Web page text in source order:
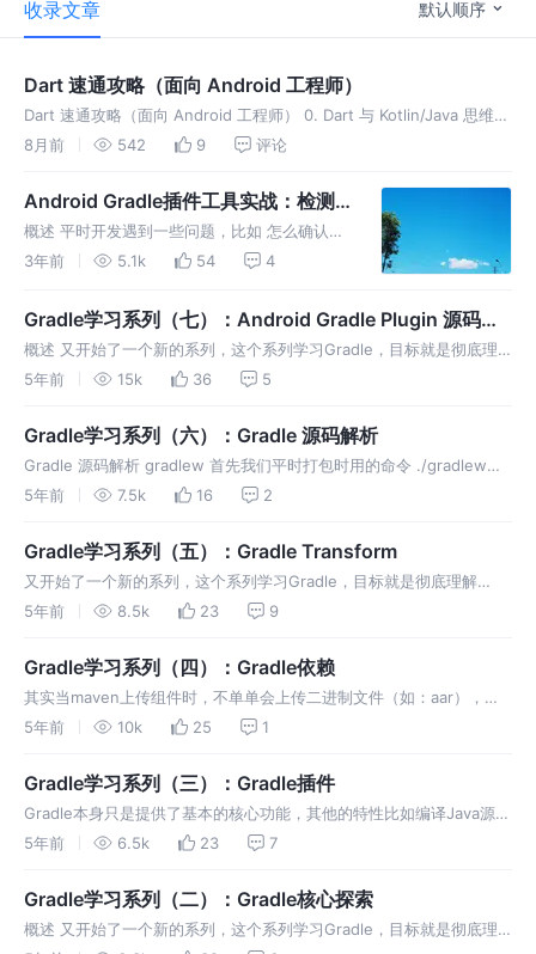
收录文章 默认顺序
Dart 速通攻略（面向 Android 工程师）
Dart 速通攻略（面向 Android 工程师） 0. Dart 与 Kotlin/Java 思维对
照 空安全：与 Kotlin 类似，T 非空、T? 可空；需要 ! 断言或 ?. 安全访
8月前 542 9 评论
Android Gradle插件工具实战：检测
三方库权限so适配及压缩图片
概述 平时开发遇到一些问题，比如 怎么确认引
入的第三方so是否适配32/64位 怎么知道第三
一键压缩并自动引入项目内，并且每次使用不会
重复压缩 每次写项目都会
3年前 5.1k 54 4
Gradle学习系列（七）：Android Gradle Plugin 源码解
析
概述 又开始了一个新的系列，这个系列学习Gradle，目标就是彻底理
解Gradle,主要还是做下自己理解的笔记，防止忘记 Gradle系列
5年前 15k 36 5
Gradle学习系列（六）：Gradle 源码解析
Gradle 源码解析 gradlew 首先我们平时打包时用的命令 ./gradlew
assembleDebug ，其中的gradlew就是Gradle的入口 这个命令触发了
5年前 7.5k 16 2
Gradle学习系列（五）：Gradle Transform
又开始了一个新的系列，这个系列学习Gradle，目标就是彻底理解
Gradle,主要还是做下自己理解的笔记，防止忘记
5年前 8.5k 23 9
Gradle学习系列（四）：Gradle依赖
其实当maven上传组件时，不单单会上传二进制文件（如：aar），还
会上传一个pom.xml文件，依赖信息就在这个文件中。
5年前 10k 25 1
Gradle学习系列（三）：Gradle插件
Gradle本身只是提供了基本的核心功能，其他的特性比如编译Java源码
的能力，编译Android工程的能力等等就需要通过插件来实现了。 要想
方法来完成。 在Gradle中一般有两种类型的插件，分别…
5年前 6.5k 23 7
Gradle学习系列（二）：Gradle核心探索
概述 又开始了一个新的系列，这个系列学习Gradle，目标就是彻底理